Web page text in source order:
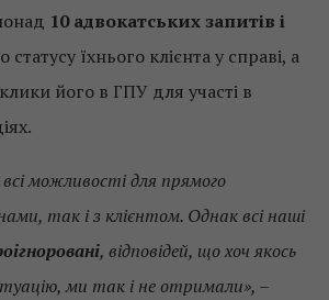
10 адвокатських запитів і
статусу їхнього клієнта у справі, а
його в ГПУ для участі в
всі можливості для прямого
так і з клієнтом. Однак всі наші
, відповідей, що хоч якось
ми так і не отримали», –